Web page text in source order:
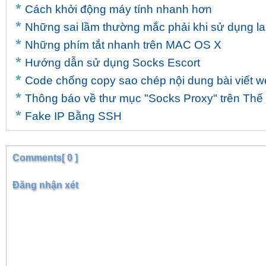
204.42.255.160:25919
66.220.186.126:34812
173.234.32.67:14862
71.122.140.212:29381
192.119.27.54:15205
71.193.82.252:16012
50.138.28.74:25961
50.158.236.243:48477
69.124.252.212:31157
71.61.77.143:38603
50.178.251.69:33542
68.59.73.158:37935
96.58.34.113:49316
8.35.109.158:11620
Cách khởi động máy tính nhanh hơn
Những sai lầm thường mắc phải khi sử dụng
Những phím tắt nhanh trên MAC OS X
Hướng dẫn sử dụng Socks Escort
Code chống copy sao chép nội dung bài viết
Thông báo về thư mục "Socks Proxy" trên Thế
Fake IP Bằng SSH
Comments[ 0 ]
Đăng nhận xét